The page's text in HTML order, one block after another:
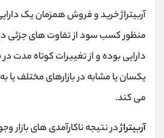
آربیتراژ خرید و فروش همزمان یک
منظور کسب سود از تفاوت های
دارایی بوده و از تغییرات کوتاه مدت
یکسان یا مشابه در بازارهای مختلف
می کند.
آربیتراژدر نتیجه ناکارآمدی های بازار